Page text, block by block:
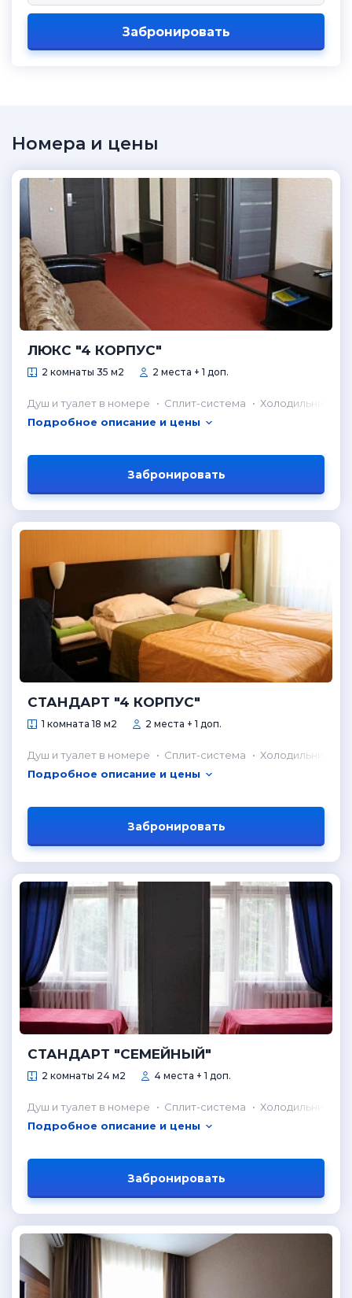
Забронировать
Номера и цены
ЛЮКС "4 КОРПУС"
2 комнаты 35 м2 2 места + 1 доп.
Душ и туалет в номере Сплит-система
Холодильник в
Подробное описание и цены
Забронировать
СТАНДАРТ "4 КОРПУС"
1 комната 18 м2 2 места + 1 доп.
Душ и туалет в номере Сплит-система
Холодильник в
Подробное описание и цены
Забронировать
СТАНДАРТ "СЕМЕЙНЫЙ"
2 комнаты 24 м2 4 места + 1 доп.
Душ и туалет в номере Сплит-система
Холодильник в
Подробное описание и цены
Забронировать